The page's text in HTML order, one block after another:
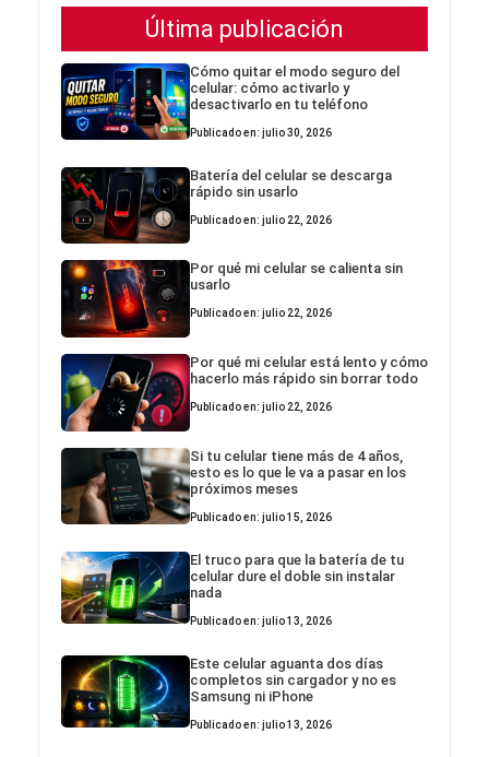
Última publicación
Cómo quitar el modo seguro del
celular: cómo activarlo y
desactivarlo en tu teléfono
Publicado en: julio 30, 2026
Batería del celular se descarga
rápido sin usarlo
Publicado en: julio 22, 2026
Por qué mi celular se calienta sin
usarlo
Publicado en: julio 22, 2026
Por qué mi celular está lento y cómo
hacerlo más rápido sin borrar todo
Publicado en: julio 22, 2026
Si tu celular tiene más de 4 años,
esto es lo que le va a pasar en los
próximos meses
Publicado en: julio 15, 2026
El truco para que la batería de tu
celular dure el doble sin instalar
nada
Publicado en: julio 13, 2026
Este celular aguanta dos días
completos sin cargador y no es
Samsung ni iPhone
Publicado en: julio 13, 2026